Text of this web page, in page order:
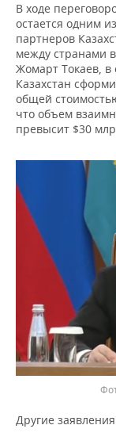
ФИГУРНОЕ
ВОДНЫЕ ВИДЫ
ХОККЕЙ С
МЕДИЦИНА
ОБРАЗОВАНИЕ
В ходе
остается одним
партнеров
между странами
Жомарт Токаев, в
Казахстан
общей
что объем
превысит $30
Другие